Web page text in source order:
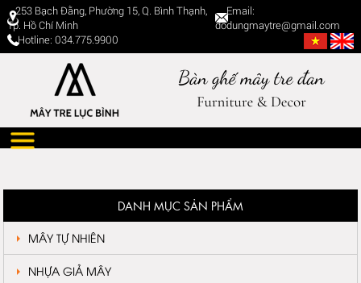
253 Bạch Đằng, Phường 15, Q. Bình Thạnh,
Tp. Hồ Chí Minh
Email:
dodungmaytre@gmail.com
Hotline: 034.775.9900
DANH MỤC SẢN PHẨM
MÂY TỰ NHIÊN
NHỰA GIẢ MÂY